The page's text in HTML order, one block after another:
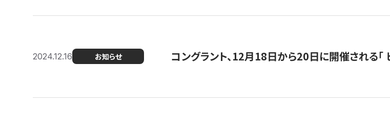
2024.12.16 お知らせ コングラント、12月18日から20日に開催される